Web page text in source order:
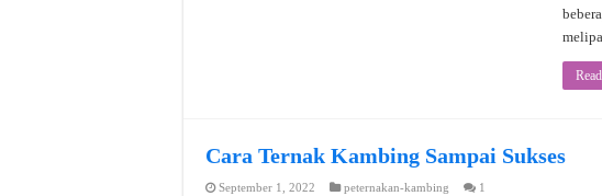
Cara Ternak Kambing Sampai Sukses
September 1, 2022 peternakan-kambing 1